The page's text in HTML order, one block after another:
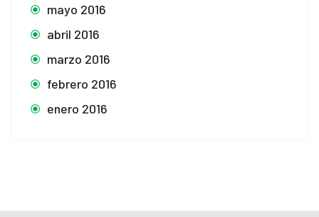
mayo 2016
abril 2016
marzo 2016
febrero 2016
enero 2016